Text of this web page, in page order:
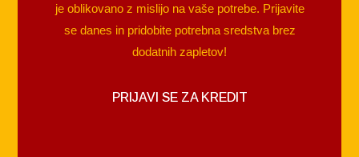
je oblikovano z mislijo na vaše potrebe. Prijavite
se danes in pridobite potrebna sredstva brez
dodatnih zapletov!
PRIJAVI SE ZA KREDIT